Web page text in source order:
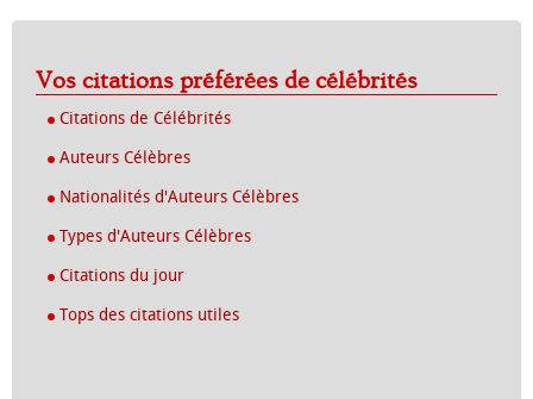
Vos citations préférées de célébrités
Citations de Célébrités
Auteurs Célèbres
Nationalités d'Auteurs Célèbres
Types d'Auteurs Célèbres
Citations du jour
Tops des citations utiles